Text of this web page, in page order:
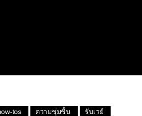
tos ความชุ่มชื้น รันเวย์